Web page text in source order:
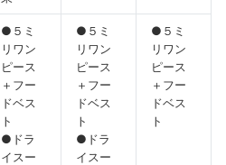
●５ミ
リワン
ピース
＋フー
ドベス
ト
●ドラ
イスー
●５ミ
リワン
ピース
＋フー
ドベス
ト
●ドラ
イスー
●５ミ
リワン
ピース
＋フー
ドベス
ト